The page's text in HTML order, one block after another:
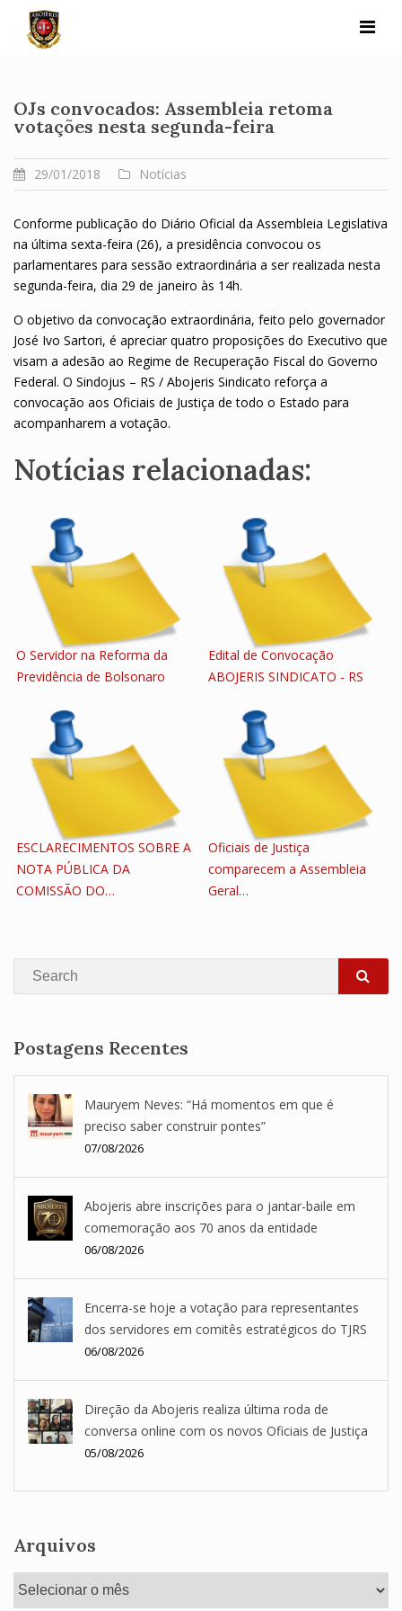
content
OJs convocados: Assembleia retoma
votações nesta segunda-feira
29/01/2018 Notícias
Conforme publicação do Diário Oficial da Assembleia Legislativa
na última sexta-feira (26), a presidência convocou os
parlamentares para sessão extraordinária a ser realizada nesta
segunda-feira, dia 29 de janeiro às 14h.
O objetivo da convocação extraordinária, feito pelo governador
José Ivo Sartori, é apreciar quatro proposições do Executivo que
visam a adesão ao Regime de Recuperação Fiscal do Governo
Federal. O Sindojus – RS / Abojeris Sindicato reforça a
convocação aos Oficiais de Justiça de todo o Estado para
acompanharem a votação.
Notícias relacionadas:
O Servidor na Reforma da
Previdência de Bolsonaro
Edital de Convocação
ABOJERIS SINDICATO - RS
ESCLARECIMENTOS SOBRE A
NOTA PÚBLICA DA
COMISSÃO DO…
Oficiais de Justiça
comparecem a Assembleia
Geral…
Search
Postagens Recentes
Mauryem Neves: “Há momentos em que é
preciso saber construir pontes”
07/08/2026
Abojeris abre inscrições para o jantar-baile em
comemoração aos 70 anos da entidade
06/08/2026
Encerra-se hoje a votação para representantes
dos servidores em comitês estratégicos do TJRS
06/08/2026
Direção da Abojeris realiza última roda de
conversa online com os novos Oficiais de Justiça
05/08/2026
Arquivos
Arquivos